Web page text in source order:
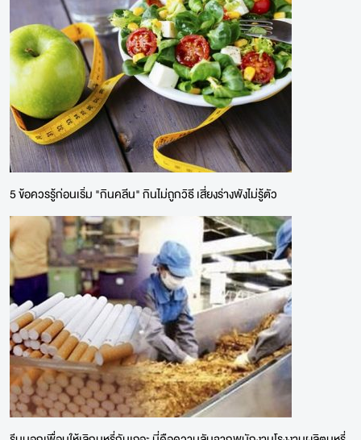
5 ข้อควรรู้ก่อนเริ่ม "กินคลีน" กินไม่ถูกวิธี เสี่ยงร่างพังไม่รู้ตัว